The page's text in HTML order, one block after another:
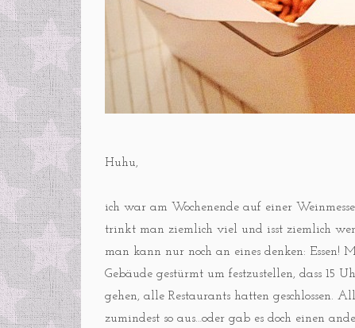
Huhu,
ich war am Wochenende auf einer
trinkt man ziemlich viel und isst ziemlich
man kann nur noch an eines denken:
Gebäude gestürmt um festzustellen, dass 15
gehen, alle Restaurants hatten geschlossen.
zumindest so aus…oder gab es doch einen